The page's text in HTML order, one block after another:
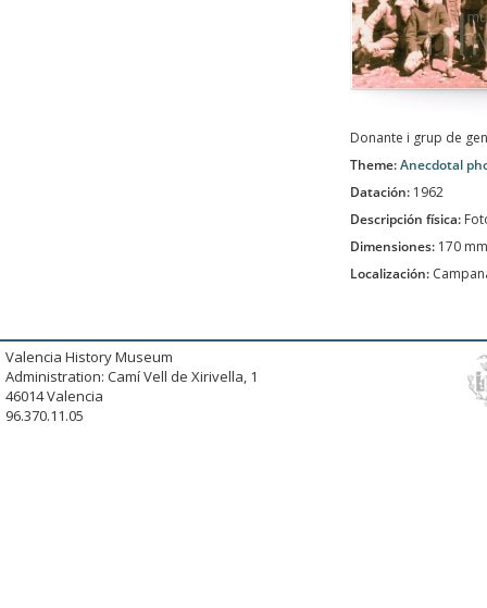
Donante i grup de
Theme:Anecdotal
Datación: 1962
Descripción física:
Dimensiones: 170
Localización:
Valencia History Museum
Administration: Camí Vell de Xirivella, 1
46014 Valencia
96.370.11.05